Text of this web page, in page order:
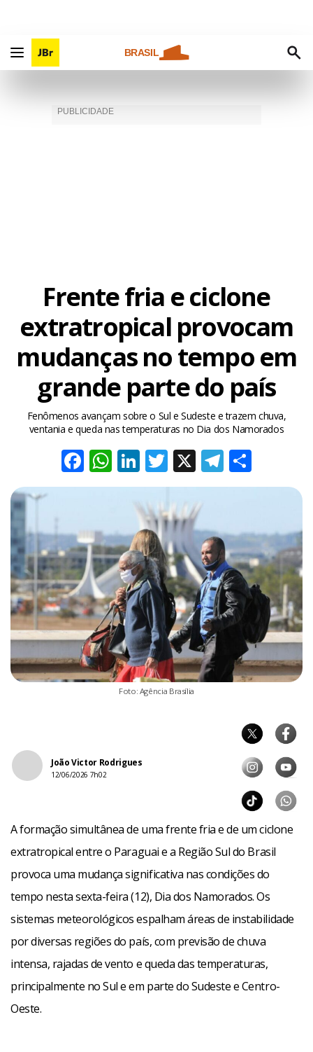
BRASIL
Frente fria e ciclone
extratropical provocam
mudanças no tempo em
grande parte do país
Fenômenos avançam sobre o Sul e Sudeste e trazem chuva,
ventania e queda nas temperaturas no Dia dos Namorados
Facebook
WhatsApp
LinkedIn
Twitter
X
Foto: Agência Brasília
João Victor Rodrigues
12/06/2026 7h02
A formação simultânea de uma frente fria e de um ciclone
extratropical entre o Paraguai e a Região Sul do Brasil
provoca uma mudança significativa nas condições do
tempo nesta sexta-feira (12), Dia dos Namorados. Os
sistemas meteorológicos espalham áreas de instabilidade
por diversas regiões do país, com previsão de chuva
intensa, rajadas de vento e queda das temperaturas,
principalmente no Sul e em parte do Sudeste e Centro-
Oeste.